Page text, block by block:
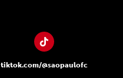
tiktok.com/@saopaulofc